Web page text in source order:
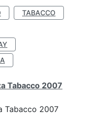
TABACCO
Tabacco 2007
Tabacco 2007